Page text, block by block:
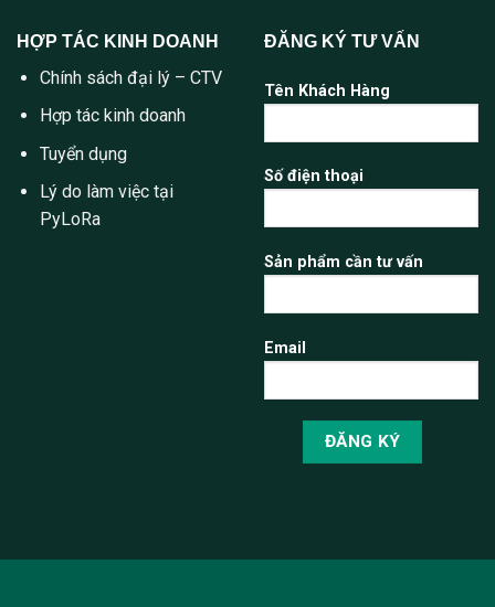
HỢP TÁC KINH DOANH
Chính sách đại lý – CTV
Hợp tác kinh doanh
Tuyển dụng
Lý do làm việc tại
PyLoRa
ĐĂNG KÝ TƯ VẤN
Tên Khách Hàng
Số điện thoại
Sản phẩm cần tư vấn
Email